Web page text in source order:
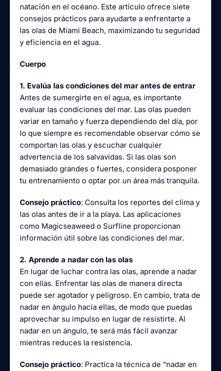
natación en el océano. Este artículo ofrece siete
consejos prácticos para ayudarte a enfrentarte a
las olas de Miami Beach, maximizando tu seguridad
y eficiencia en el agua.
Cuerpo
1. Evalúa las condiciones del mar antes de entrar
Antes de sumergirte en el agua, es importante
evaluar las condiciones del mar. Las olas pueden
variar en tamaño y fuerza dependiendo del día, por
lo que siempre es recomendable observar cómo se
comportan las olas y escuchar cualquier
advertencia de los salvavidas. Si las olas son
demasiado grandes o fuertes, considera posponer
tu entrenamiento o optar por un área más tranquila.
Consejo práctico: Consulta los reportes del clima y
las olas antes de ir a la playa. Las aplicaciones
como Magicseaweed o Surfline proporcionan
información útil sobre las condiciones del mar.
2. Aprende a nadar con las olas
En lugar de luchar contra las olas, aprende a nadar
con ellas. Enfrentar las olas de manera directa
puede ser agotador y peligroso. En cambio, trata de
nadar en ángulo hacia ellas, de modo que puedas
aprovechar su impulso en lugar de resistirte. Al
nadar en un ángulo, te será más fácil avanzar
mientras reduces la resistencia.
Consejo práctico: Practica la técnica de “nadar en